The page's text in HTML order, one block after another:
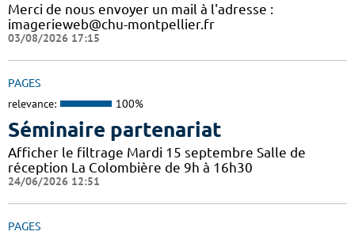
Merci de nous envoyer un mail à l'adresse :
imagerieweb@chu-montpellier.fr
03/08/2026 17:15
PAGES
relevance: 100%
Séminaire partenariat
Afficher le filtrage Mardi 15 septembre Salle de
réception La Colombière de 9h à 16h30
24/06/2026 12:51
PAGES